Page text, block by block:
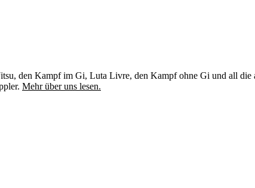
den Kampf im Gi, Luta Livre, den Kampf ohne Gi und all
Mehr über uns lesen.